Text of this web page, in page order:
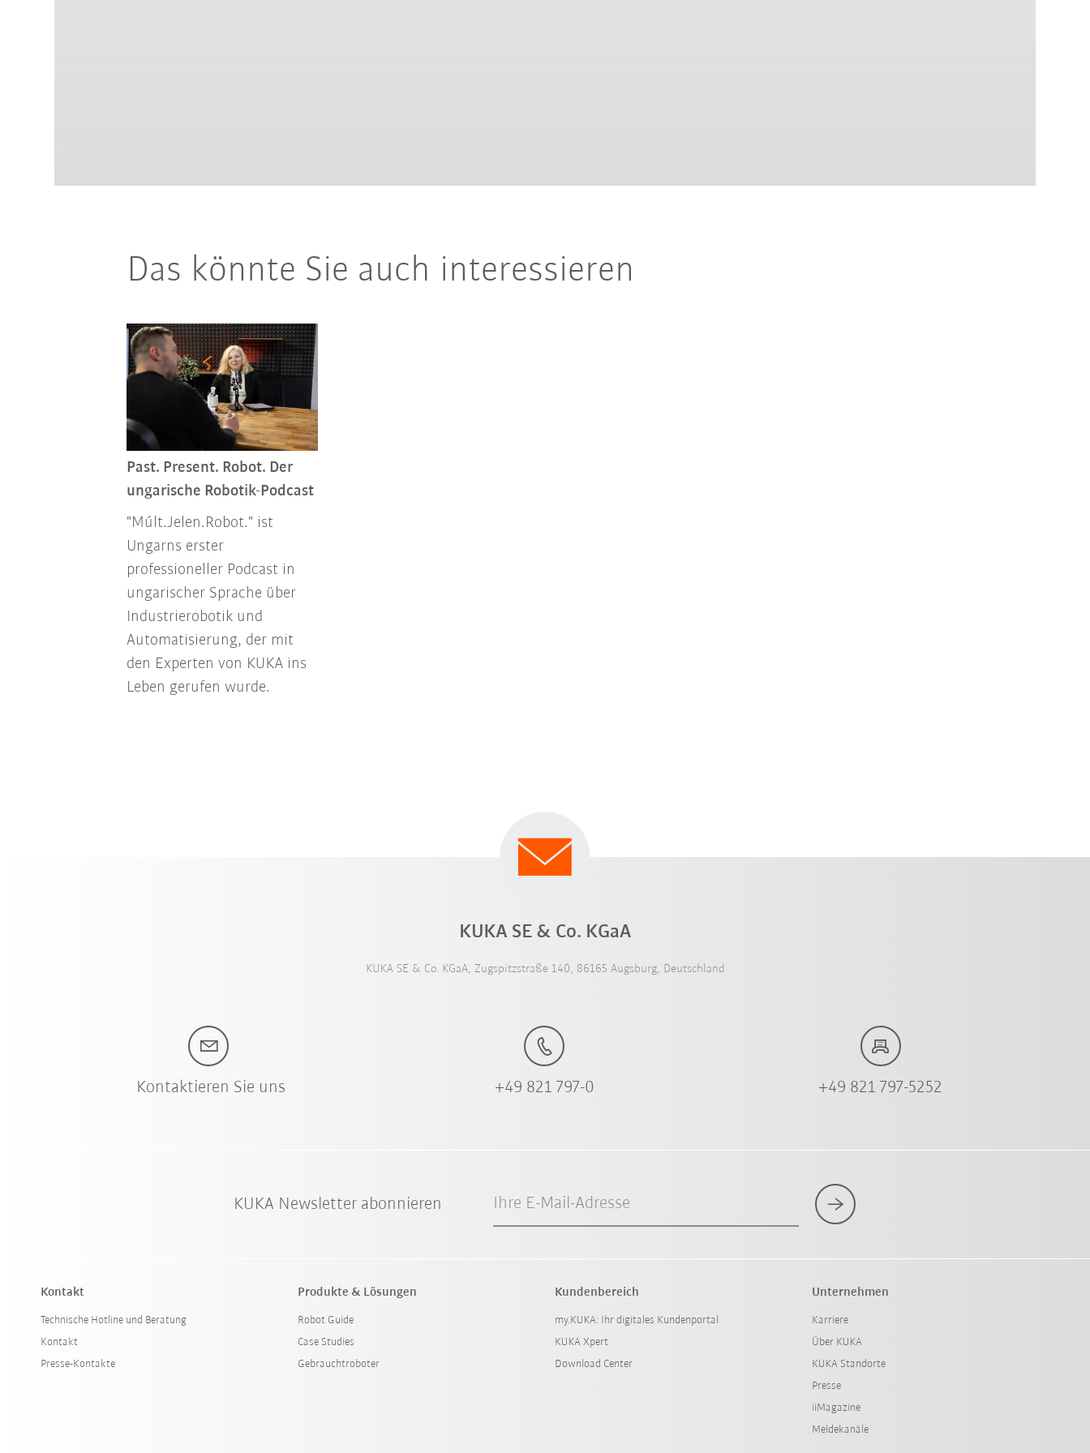
Das könnte Sie auch interessieren
Past. Present. Robot. Der
ungarische Robotik-Podcast
"Múlt.Jelen.Robot." ist
Ungarns erster
professioneller Podcast in
ungarischer Sprache über
Industrierobotik und
Automatisierung, der mit
den Experten von KUKA ins
Leben gerufen wurde.
KUKA SE & Co. KGaA
KUKA SE & Co. KGaA, Zugspitzstraße 140, 86165 Augsburg, Deutschland
Kontaktieren Sie uns +49 821 797-0 +49 821 797-5252
KUKA Newsletter abonnieren Ihre E-Mail-Adresse
Kontakt
Technische Hotline und Beratung
Kontakt
Presse-Kontakte
Produkte & Lösungen
Robot Guide
Case Studies
Gebrauchtroboter
Kundenbereich
my.KUKA: Ihr digitales Kundenportal
KUKA Xpert
Download Center
Unternehmen
Karriere
Über KUKA
KUKA Standorte
Presse
iiMagazine
Meldekanäle